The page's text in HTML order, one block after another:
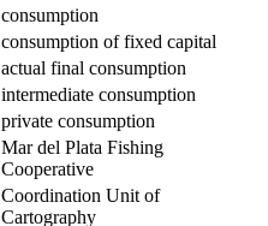
consumption
consumption of fixed capital
actual final consumption
intermediate consumption
private consumption
Mar del Plata Fishing
Cooperative
Coordination Unit of
Cartography